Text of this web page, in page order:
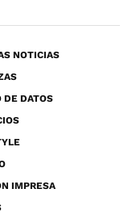
NOTICIAS
DE DATOS
IMPRESA